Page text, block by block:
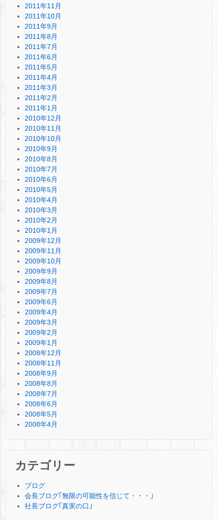
2011年11月
2011年10月
2011年9月
2011年8月
2011年7月
2011年6月
2011年5月
2011年4月
2011年3月
2011年2月
2011年1月
2010年12月
2010年11月
2010年10月
2010年9月
2010年8月
2010年7月
2010年6月
2010年5月
2010年4月
2010年3月
2010年2月
2010年1月
2009年12月
2009年11月
2009年10月
2009年9月
2009年8月
2009年7月
2009年6月
2009年4月
2009年3月
2009年2月
2009年1月
2008年12月
2008年11月
2008年9月
2008年8月
2008年7月
2008年6月
2008年5月
2008年4月
カテゴリー
ブログ
会長ブログ｢無限の可能性を信じて・・・｣
社長ブログ｢真実の口｣